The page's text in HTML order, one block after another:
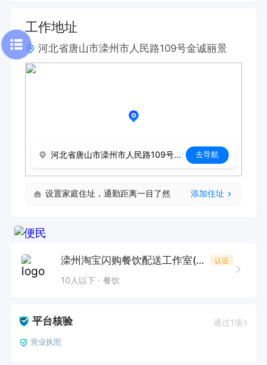
工作地址
河北省唐山市滦州市人民路109号金诚丽景
河北省唐山市滦州市人民路109号金诚丽景 去导航
设置家庭住址，通勤距离一目了然 添加住址
滦州淘宝闪购餐饮配送工作室(个体工商户） 认证
10人以下 餐饮
平台核验 通过1项
营业执照